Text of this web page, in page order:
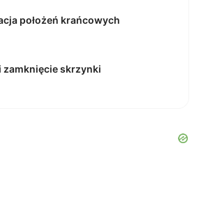
położeń krańcowych
zamknięcie skrzynki